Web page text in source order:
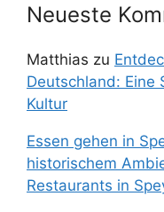
Neueste
Matthias zu
Deutschland: Eine
Kultur
Essen gehen in
historischem
Restaurants in